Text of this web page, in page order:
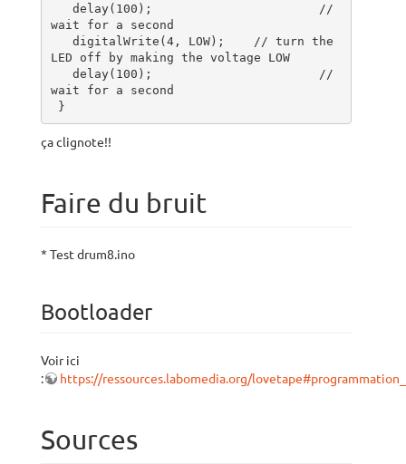
wait for a second
LED off by making the voltage LOW
wait for a second
}
ça clignote!!
Faire du bruit
* Test drum8.ino
Bootloader
Voir ici
:
https://ressources.labomedia.org/
Sources